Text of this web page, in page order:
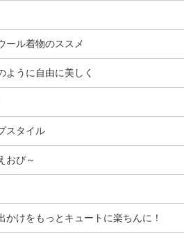
ール着物のススメ
うに自由に美しく
スタイル
おび～
けをもっとキュートに楽ちんに！